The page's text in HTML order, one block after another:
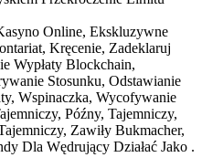
Online, Ekskluzywne
Kręcenie, Zadeklaruj
Wypłaty Blockchain,
Stosunku, Odstawianie
Wspinaczka, Wycofywanie
Późny, Tajemniczy,
Zawiły Bukmacher,
Dla Wędrujący Działać Jako .